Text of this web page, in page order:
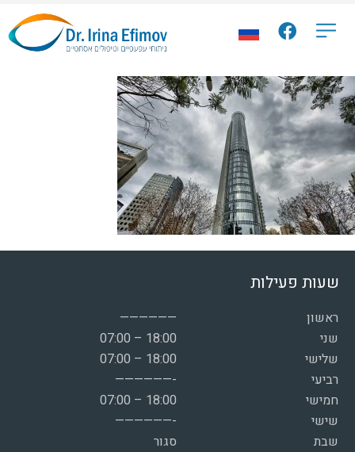
שעות פעילות
——————
ראשון
07:00 – 18:00
שני
07:00 – 18:00
שלישי
——————-
רביעי
07:00 – 18:00
חמישי
——————-
שישי
סגור
שבת